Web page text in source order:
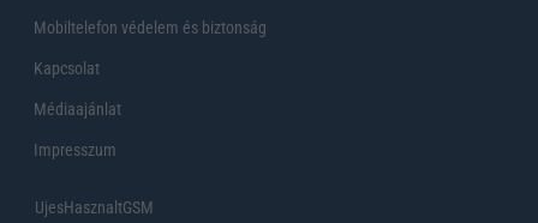
Mobiltelefon védelem és biztonság
Kapcsolat
Médiaajánlat
Impresszum
UjesHasznaltGSM